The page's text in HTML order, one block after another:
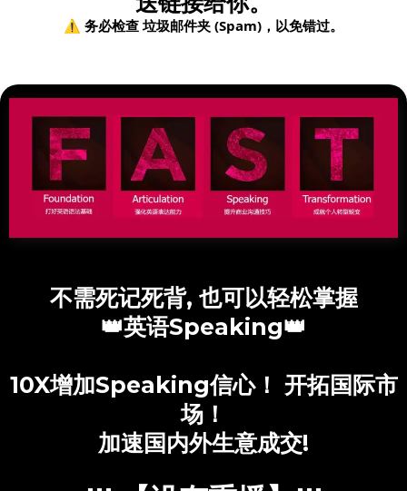
⚠️ 务必检查 垃圾邮件夹 (Spam)，以免错过。
不需死记死背, 也可以轻松掌握
👑英语Speaking👑
10X增加Speaking信心！ 开拓国际市
场！
加速国内外生意成交!